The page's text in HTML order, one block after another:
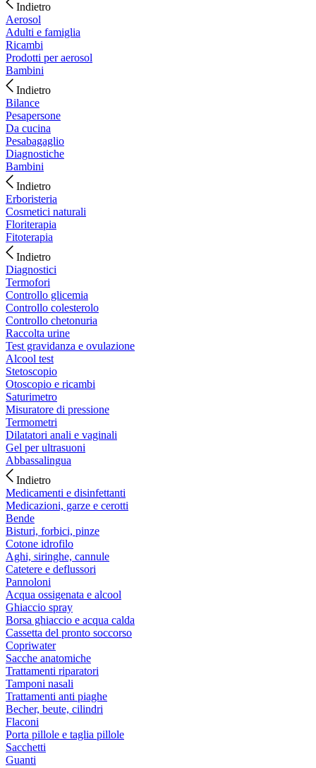
Indietro
Aerosol
Adulti e famiglia
Ricambi
Prodotti per aerosol
Bambini
Indietro
Bilance
Pesapersone
Da cucina
Pesabagaglio
Diagnostiche
Bambini
Indietro
Erboristeria
Cosmetici naturali
Floriterapia
Fitoterapia
Indietro
Diagnostici
Termofori
Controllo glicemia
Controllo colesterolo
Controllo chetonuria
Raccolta urine
Test gravidanza e ovulazione
Alcool test
Stetoscopio
Otoscopio e ricambi
Saturimetro
Misuratore di pressione
Termometri
Dilatatori anali e vaginali
Gel per ultrasuoni
Abbassalingua
Indietro
Medicamenti e disinfettanti
Medicazioni, garze e cerotti
Bende
Bisturi, forbici, pinze
Cotone idrofilo
Aghi, siringhe, cannule
Catetere e deflussori
Pannoloni
Acqua ossigenata e alcool
Ghiaccio spray
Borsa ghiaccio e acqua calda
Cassetta del pronto soccorso
Copriwater
Sacche anatomiche
Trattamenti riparatori
Tamponi nasali
Trattamenti anti piaghe
Becher, beute, cilindri
Flaconi
Porta pillole e taglia pillole
Sacchetti
Guanti